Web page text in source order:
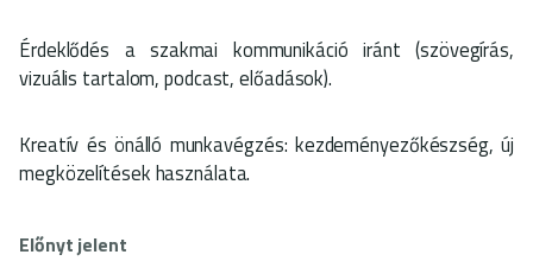
Érdeklődés a szakmai kommunikáció iránt (szövegírás,
vizuális tartalom, podcast, előadások).
Kreatív és önálló munkavégzés: kezdeményezőkészség, új
megközelítések használata.
Előnyt jelent